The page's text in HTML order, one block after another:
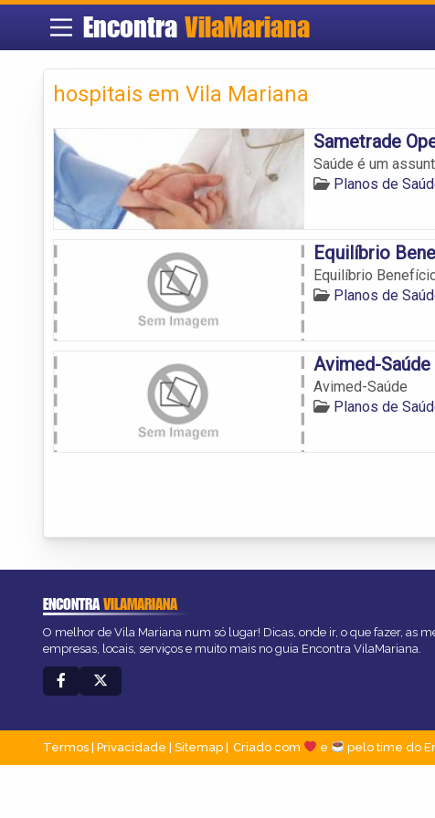
Encontra VilaMariana
hospitais em Vila Mariana
Sametrade
Saúde é um
Planos de
Equilíbrio
Equilíbrio
Planos de
Avimed-Saúde
Avimed-Saúde
Planos de
ENCONTRAVILAMARIANA
O melhor de Vila Mariana num só lugar! Dicas, onde ir, o que fazer, as
empresas, locais, serviços e muito mais no guia Encontra VilaMariana.
Termos Privacidade Sitemap Criado com e pelo time do